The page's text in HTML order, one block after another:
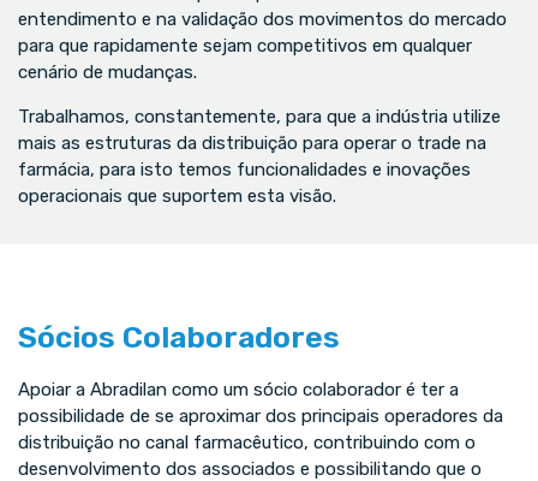
entendimento e na validação dos movimentos do mercado
para que rapidamente sejam competitivos em qualquer
cenário de mudanças.
Trabalhamos, constantemente, para que a indústria utilize
mais as estruturas da distribuição para operar o trade na
farmácia, para isto temos funcionalidades e inovações
operacionais que suportem esta visão.
Sócios Colaboradores
Apoiar a Abradilan como um sócio colaborador é ter a
possibilidade de se aproximar dos principais operadores da
distribuição no canal farmacêutico, contribuindo com o
desenvolvimento dos associados e possibilitando que o